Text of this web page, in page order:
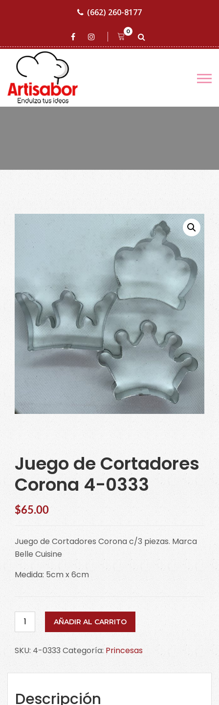
(662) 260-8177
0
Juego de Cortadores
Corona 4-0333
$65.00
Juego de Cortadores Corona c/3 piezas. Marca
Belle Cuisine
Medida: 5cm x 6cm
Juego
de
Cortadores
Corona
cantidad
AÑADIR AL CARRITO
SKU: 4-0333 Categoría: Princesas
Descripción